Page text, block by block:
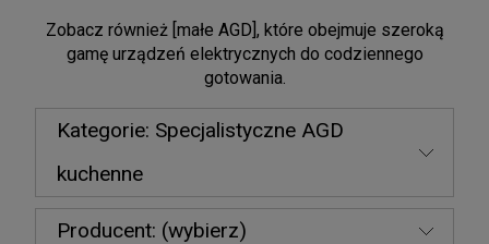
Zobacz również [ małe AGD ], które obejmuje szeroką
gamę urządzeń elektrycznych do codziennego
gotowania.
Kategorie: Specjalistyczne AGD
kuchenne
Producent: (wybierz)